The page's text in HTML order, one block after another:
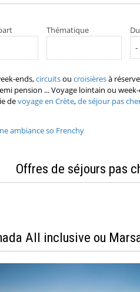
Thématique
ends,circuitsou croisièresà
pension ... Voyage lointain ou
devoyage en Crète,de séjour pas
ambiance so Frenchy
Offres de séjours pas
All inclusive ou